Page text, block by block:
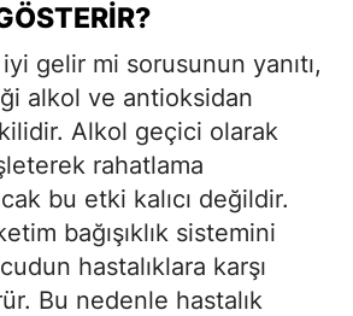
gelir mi sorusunun yanıtı,
alkol ve antioksidan
Alkol geçici olarak
rahatlama
bu etki kalıcı değildir.
bağışıklık sistemini
hastalıklara karşı
Bu nedenle hastalık